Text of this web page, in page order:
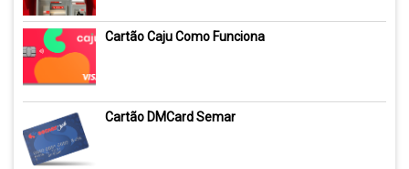
Cartão Caju Como Funciona
Cartão DMCard Semar